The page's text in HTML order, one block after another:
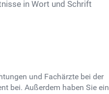
in Wort und Schrift
und Fachärzte bei der
bei. Außerdem haben Sie ein